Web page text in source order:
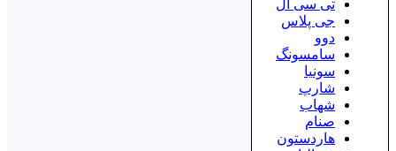
تی سی ال
جی پلاس
دوو
سامسونگ
سونیا
شارپ
شهاب
صنام
هاردستون